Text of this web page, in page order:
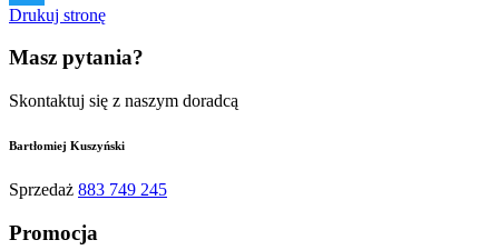
Twitter
Drukuj stronę
Masz pytania?
Skontaktuj się z naszym doradcą
Bartłomiej Kuszyński
Sprzedaż 883 749 245
Promocja